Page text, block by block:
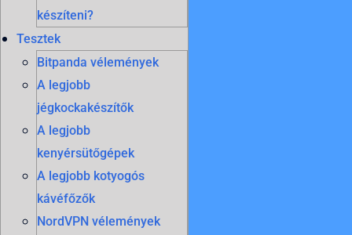
készíteni?
Tesztek
Bitpanda vélemények
A legjobb
jégkockakészítők
A legjobb
kenyérsütőgépek
A legjobb kotyogós
kávéfőzők
NordVPN vélemények